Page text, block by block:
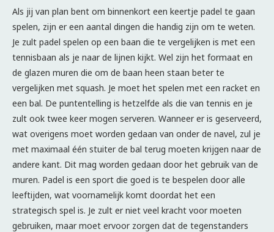
Als jij van plan bent om binnenkort een keertje padel te gaan
spelen, zijn er een aantal dingen die handig zijn om te weten.
Je zult padel spelen op een baan die te vergelijken is met een
tennisbaan als je naar de lijnen kijkt. Wel zijn het formaat en
de glazen muren die om de baan heen staan beter te
vergelijken met squash. Je moet het spelen met een racket en
een bal. De puntentelling is hetzelfde als die van tennis en je
zult ook twee keer mogen serveren. Wanneer er is geserveerd,
wat overigens moet worden gedaan van onder de navel, zul je
met maximaal één stuiter de bal terug moeten krijgen naar de
andere kant. Dit mag worden gedaan door het gebruik van de
muren. Padel is een sport die goed is te bespelen door alle
leeftijden, wat voornamelijk komt doordat het een
strategisch spel is. Je zult er niet veel kracht voor moeten
gebruiken, maar moet ervoor zorgen dat de tegenstanders